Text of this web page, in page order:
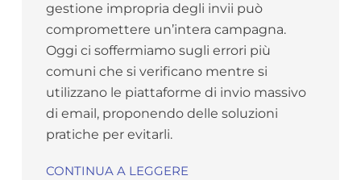
gestione impropria degli invii può
compromettere un’intera campagna.
Oggi ci soffermiamo sugli errori più
comuni che si verificano mentre si
utilizzano le piattaforme di invio massivo
di email, proponendo delle soluzioni
pratiche per evitarli.
CONTINUA A LEGGERE